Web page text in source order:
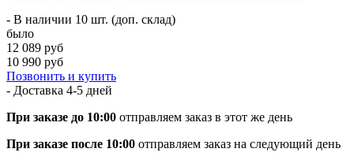
- В наличии 10 шт. (доп. склад)
было
12 089 руб
10 990 руб
Позвонить и купить
- Доставка 4-5 дней
При заказе до 10:00 отправляем заказ в этот же день
При заказе после 10:00 отправляем заказ на следующий день